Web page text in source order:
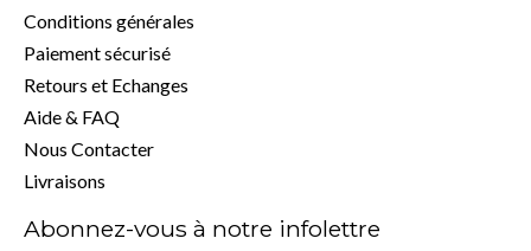
Conditions générales
Paiement sécurisé
Retours et Echanges
Aide & FAQ
Nous Contacter
Livraisons
Abonnez-vous à notre infolettre